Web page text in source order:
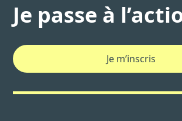
Je passe à
Je m’inscris